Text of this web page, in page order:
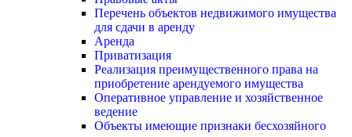
Перечень объектов недвижимого имущества
для сдачи в аренду
Аренда
Приватизация
Реализация преимущественного права на
приобретение арендуемого имущества
Оперативное управление и хозяйственное
ведение
Объекты имеющие признаки бесхозяйного